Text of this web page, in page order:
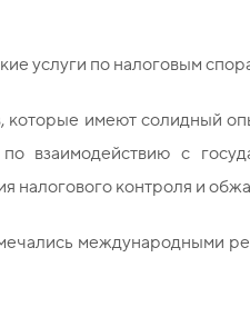
услуги по налоговым
которые имеют солидный
взаимодействию с
налогового контроля и
международными